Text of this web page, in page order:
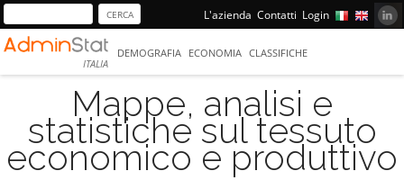
L'azienda Contatti Login
ITALIA
DEMOGRAFIA ECONOMIA CLASSIFICHE
Mappe, analisi e
statistiche sul tessuto
economico e produttivo